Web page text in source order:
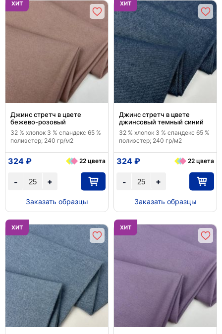
ХИТ
Джинс стретч в цвете
бежево-розовый
32 % хлопок 3 % спандекс 65 %
полиэстер; 240 гр/м2
+
-
324 ₽ 22 цвета
Заказать образцы
ХИТ
Джинс стретч в цвете
джинсовый темный синий
32 % хлопок 3 % спандекс 65 %
полиэстер; 240 гр/м2
+
-
324 ₽ 22 цвета
Заказать образцы
ХИТ ХИТ